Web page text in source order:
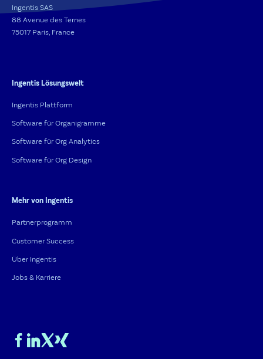
Ingentis SAS
88 Avenue des Ternes
75017 Paris, France
Ingentis Lösungswelt
Ingentis Plattform
Software für Organigramme
Software für Org Analytics
Software für Org Design
Mehr von Ingentis
Partnerprogramm
Customer Success
Über Ingentis
Jobs & Karriere